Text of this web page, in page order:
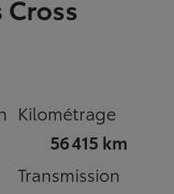
Cross
Kilométrage
56 415 km
Transmission